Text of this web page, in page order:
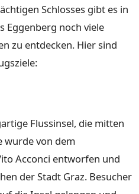
Schlosses gibt es in
Eggenberg noch viele
zu entdecken. Hier sind
Flussinsel, die mitten
wurde von dem
Acconci entworfen und
der Stadt Graz. Besucher